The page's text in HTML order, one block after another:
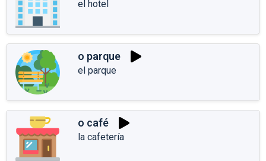
el hotel
o parque
el parque
o café
la cafetería